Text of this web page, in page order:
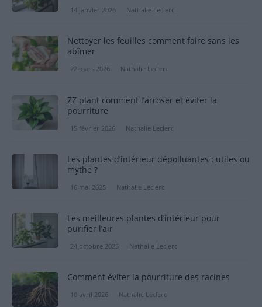
14 janvier 2026 Nathalie Leclerc
Nettoyer les feuilles comment faire sans les
abîmer
22 mars 2026 Nathalie Leclerc
ZZ plant comment l’arroser et éviter la
pourriture
15 février 2026 Nathalie Leclerc
Les plantes d’intérieur dépolluantes : utiles ou
mythe ?
16 mai 2025 Nathalie Leclerc
Les meilleures plantes d’intérieur pour
purifier l’air
24 octobre 2025 Nathalie Leclerc
Comment éviter la pourriture des racines
10 avril 2026 Nathalie Leclerc